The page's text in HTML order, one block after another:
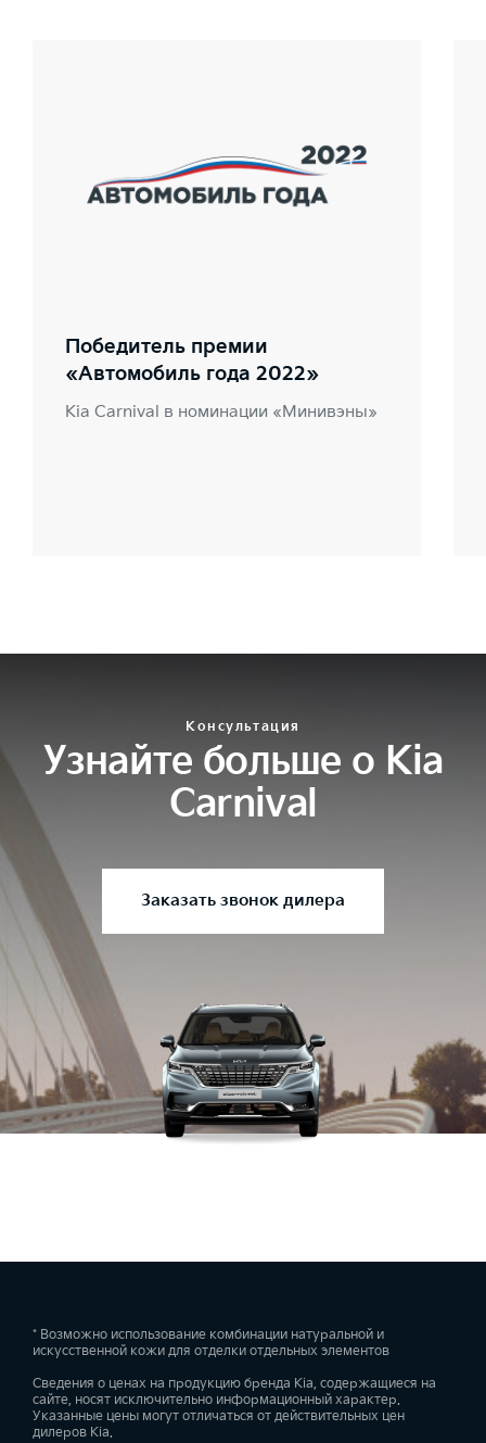
Победитель премии
«Автомобиль года 2022»
Kia Carnival в номинации «Минивэны»
Консультация
Узнайте больше о Kia
Carnival
Заказать звонок дилера
* Возможно использование комбинации натуральной и
искусственной кожи для отделки отдельных элементов
Сведения о ценах на продукцию бренда Kia, содержащиеся на
сайте, носят исключительно информационный характер.
Указанные цены могут отличаться от действительных цен
дилеров Kia.